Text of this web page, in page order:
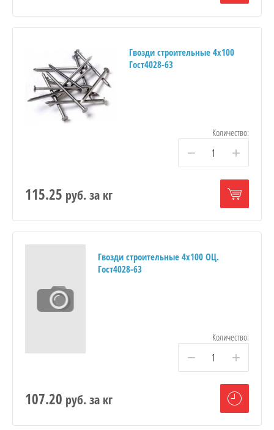
Гвозди строительные 4х100
Гост4028-63
Количество:
− +
115.25 руб.за кг
Гвозди строительные 4х100 ОЦ.
Гост4028-63
Количество:
− +
107.20 руб.за кг